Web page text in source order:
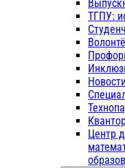
ТГПУ:
Центр